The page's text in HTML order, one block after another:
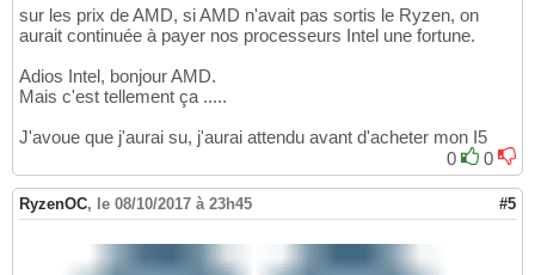
sur les prix de AMD, si AMD n'avait pas sortis le Ryzen, on
aurait continuée à payer nos processeurs Intel une fortune.
Adios Intel, bonjour AMD.
Mais c'est tellement ça .....
J'avoue que j'aurai su, j'aurai attendu avant d'acheter mon I5
0
0
RyzenOC, le 08/10/2017 à 23h45 #5